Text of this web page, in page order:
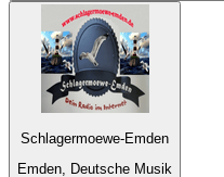
Schlagermoewe-Emden
Emden, Deutsche Musik